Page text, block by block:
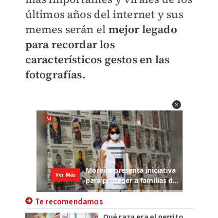
últimos años del internet y sus
memes serán el mejor legado
para recordar los
característicos gestos en las
fotografías.
Te recomendamos